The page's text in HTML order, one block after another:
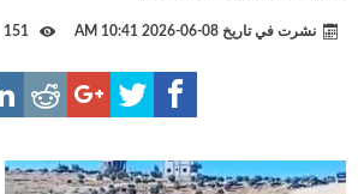
نشرت في تاريخ 08-06-2026 10:41 AM